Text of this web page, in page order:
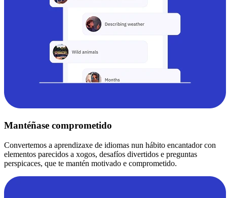
Mantéñase comprometido
Convertemos a aprendizaxe de idiomas nun hábito encantador con
elementos parecidos a xogos, desafíos divertidos e preguntas
perspicaces, que te mantén motivado e comprometido.